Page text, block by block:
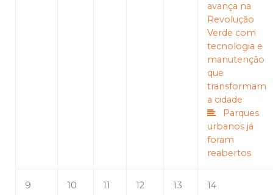
avança na
Revolução
Verde com
tecnologia e
manutenção
que
transformam
a cidade
Parques
urbanos já
foram
reabertos
9 10 11 12 13 14